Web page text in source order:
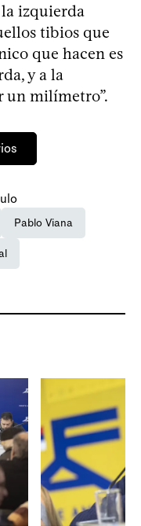
izquierda
tibios que
que hacen es
y a la
un milímetro”.
Pablo Viana